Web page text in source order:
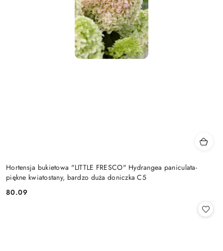
Hortensja bukietowa "LITTLE FRESCO" Hydrangea paniculata-
piękne kwiatostany, bardzo duża doniczka C5
Cena:
80.09